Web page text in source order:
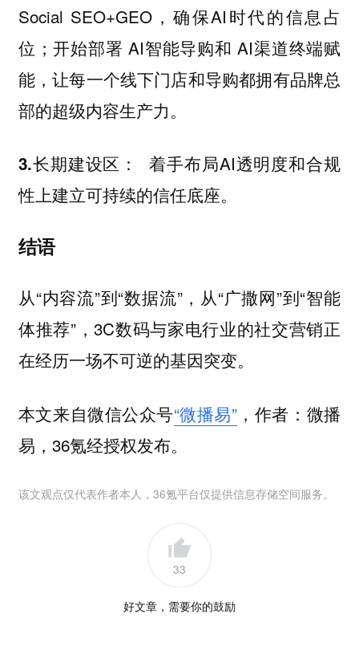
Social SEO+GEO，确保AI时代的信息占
位；开始部署 AI智能导购和 AI渠道终端赋
能，让每一个线下门店和导购都拥有品牌总
部的超级内容生产力。
3.长期建设区：
着手布局AI透明度和合规
性上建立可持续的信任底座。
结语
从“内容流”到“数据流”，从“广撒网”到“智能
体推荐”，3C数码与家电行业的社交营销正
在经历一场不可逆的基因突变。
本文来自微信公众号“微播易”，作者：微播
易，36氪经授权发布。
该文观点仅代表作者本人，36氪平台仅提供信息存储空间服务。
33
好文章，需要你的鼓励